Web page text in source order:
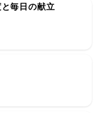
と毎日の献立